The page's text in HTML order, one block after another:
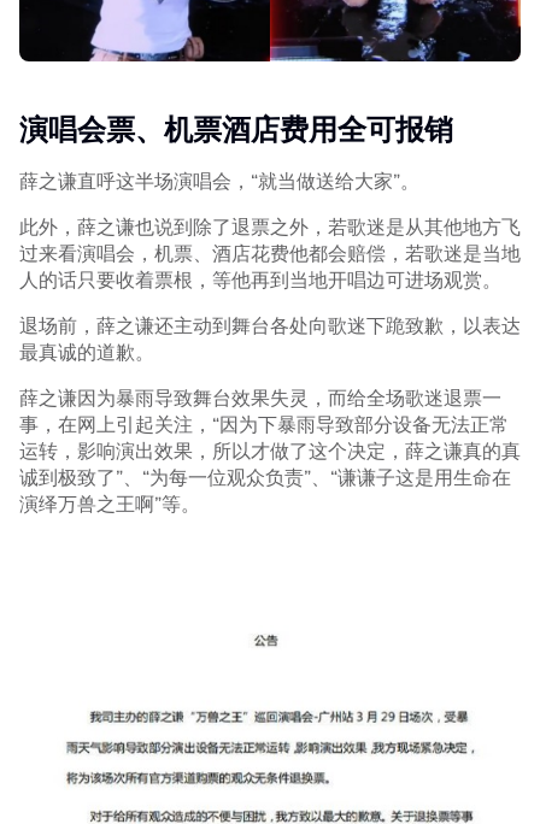
演唱会票、机票酒店费用全可报销
薛之谦直呼这半场演唱会，“就当做送给大家”。
此外，薛之谦也说到除了退票之外，若歌迷是从其他地方飞
过来看演唱会，机票、酒店花费他都会赔偿，若歌迷是当地
人的话只要收着票根，等他再到当地开唱边可进场观赏。
退场前，薛之谦还主动到舞台各处向歌迷下跪致歉，以表达
最真诚的道歉。
薛之谦因为暴雨导致舞台效果失灵，而给全场歌迷退票一
事，在网上引起关注，“因为下暴雨导致部分设备无法正常
运转，影响演出效果，所以才做了这个决定，薛之谦真的真
诚到极致了”、“为每一位观众负责”、“谦谦子这是用生命在
演绎万兽之王啊”等。